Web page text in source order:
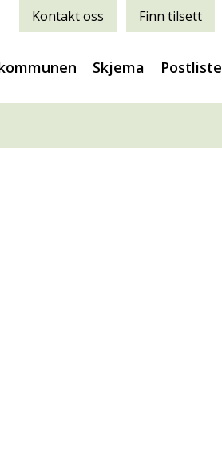
Kontakt oss Finn tilsett
Skjema Postliste